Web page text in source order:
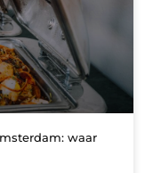
waar